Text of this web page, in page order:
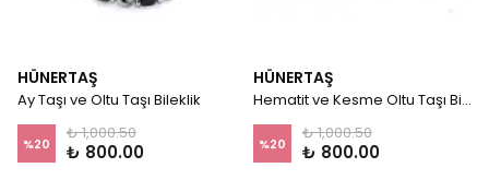
HÜNERTAŞ
Ay Taşı ve Oltu Taşı Bileklik
%20
₺ 1,000.50
₺ 800.00
HÜNERTAŞ
Hematit ve Kesme Oltu Taşı Bileklik
%20
₺ 1,000.50
₺ 800.00